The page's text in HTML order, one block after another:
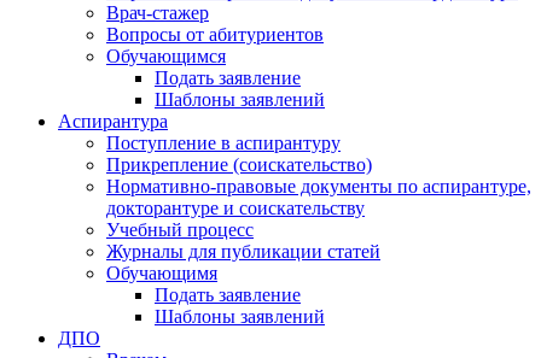
Врач-стажер
Вопросы от абитуриентов
Обучающимся
Подать заявление
Шаблоны заявлений
Аспирантура
Поступление в аспирантуру
Прикрепление (соискательство)
Нормативно-правовые документы по аспирантуре,
докторантуре и соискательству
Учебный процесс
Журналы для публикации статей
Обучающимя
Подать заявление
Шаблоны заявлений
ДПО